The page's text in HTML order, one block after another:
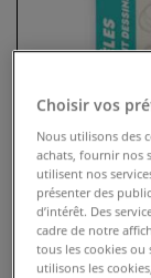
Choisir vos
Nous utilisons des
achats, fournir nos
utilisent nos
présenter des
d’intérêt. Des
cadre de notre
tous les cookies ou
utilisons les